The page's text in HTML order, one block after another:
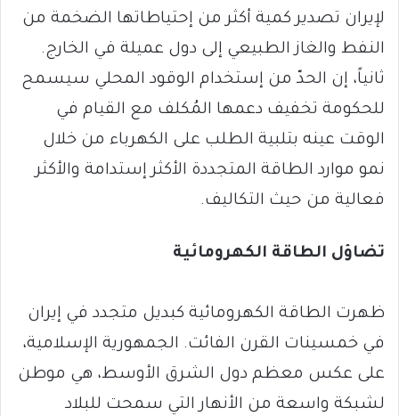
لإيران تصدير كمية أكثر من إحتياطاتها الضخمة من
النفط والغاز الطبيعي إلى دول عميلة في الخارج.
ثانياً، إن الحدّ من إستخدام الوقود المحلي سيسمح
للحكومة تخفيف دعمها المُكلف مع القيام في
الوقت عينه بتلبية الطلب على الكهرباء من خلال
نمو موارد الطاقة المتجددة الأكثر إستدامة والأكثر
فعالية من حيث التكاليف.
تضاؤل الطاقة الكهرومائية
ظهرت الطاقة الكهرومائية كبديل متجدد في إيران
في خمسينات القرن الفائت. الجمهورية الإسلامية،
على عكس معظم دول الشرق الأوسط، هي موطن
لشبكة واسعة من الأنهار التي سمحت للبلاد